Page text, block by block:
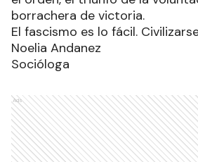
borrachera de victoria.
El fascismo es lo fácil.
Noelia Andanez
Socióloga
Ads